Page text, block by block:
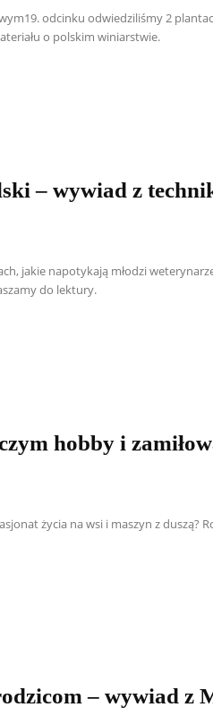
odcinku odwiedziliśmy 2
o polskim winiarstwie.
– wywiad z
jakie napotykają młodzi
do lektury.
hobby i
życia na wsi i maszyn z duszą?
– wywiad z